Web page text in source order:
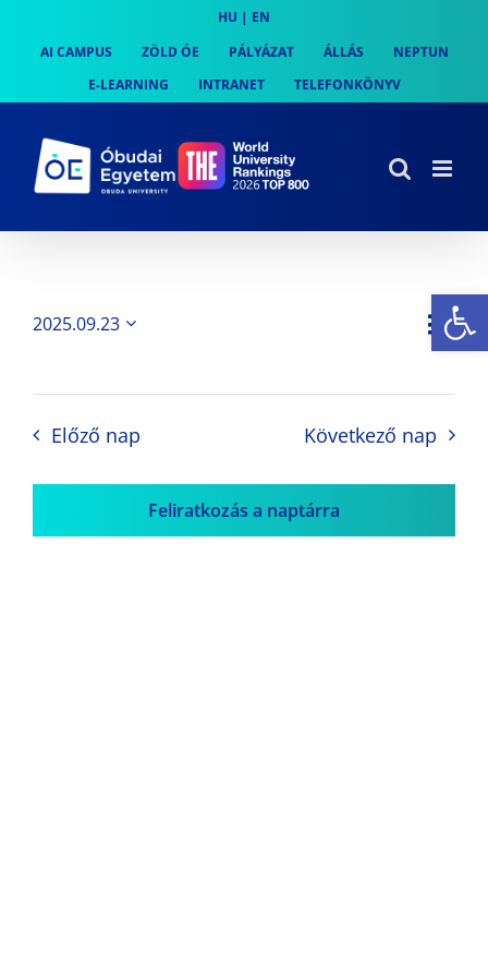
content
HU | EN
AI CAMPUS
ZÖLD ÓE PÁLYÁZAT ÁLLÁS
NEPTUN
E-LEARNING
INTRANET TELEFONKÖNYV
Nap
2025.09.23
Előző nap Következő nap
Feliratkozás a naptárra